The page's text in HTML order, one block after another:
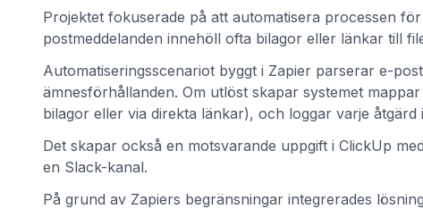
Projektet fokuserade på att automatisera processen
postmeddelanden innehöll ofta bilagor eller länkar till
Automatiseringsscenariot byggt i Zapier parserar e-
ämnesförhållanden. Om utlöst skapar systemet
bilagor eller via direkta länkar), och loggar varje åtgärd
Det skapar också en motsvarande uppgift i ClickUp
en Slack-kanal.
På grund av Zapiers begränsningar integrerades